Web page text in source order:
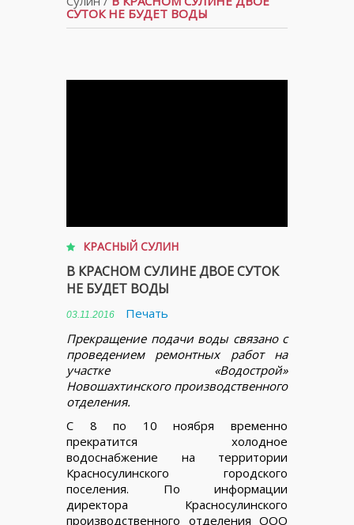
СУТОК НЕ БУДЕТ ВОДЫ
КРАСНЫЙ СУЛИН
В КРАСНОМ СУЛИНЕ ДВОЕ СУТОК
НЕ БУДЕТ ВОДЫ
03.11.2016
Печать
Прекращение подачи воды связано с
проведением ремонтных работ на
участке «Водострой»
Новошахтинского производственного
отделения.
С 8 по 10 ноября временно
прекратится холодное
водоснабжение на территории
Красносулинского городского
поселения. По информации
директора Красносулинского
производственного отделения ООО